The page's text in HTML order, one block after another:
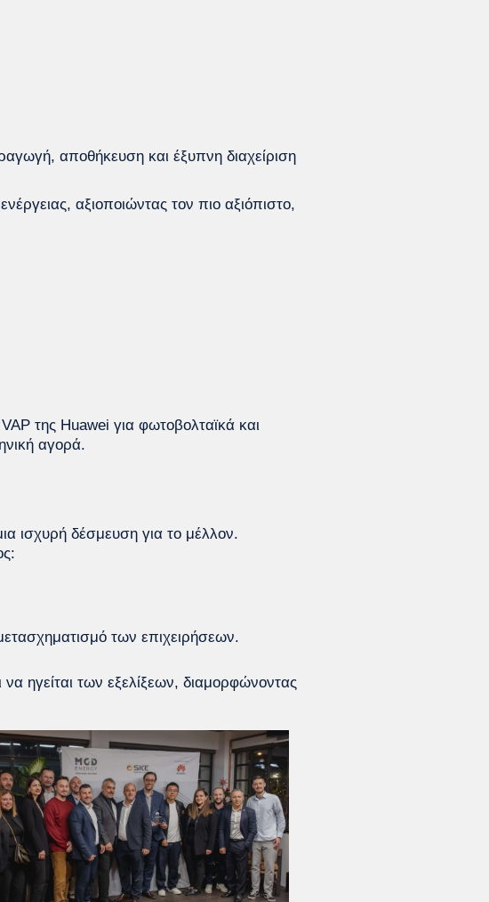
αποθήκευση και έξυπνη διαχείριση
αξιοποιώντας τον πιο αξιόπιστο,
της Huawei για φωτοβολταϊκά και
αγορά.
ισχυρή δέσμευση για το μέλλον.
των επιχειρήσεων.
ηγείται των εξελίξεων, διαμορφώνοντας